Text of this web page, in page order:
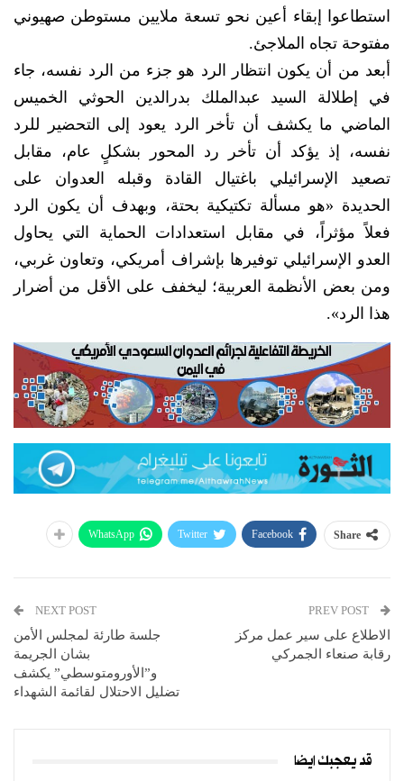
استطاعوا إبقاء أعين نحو تسعة ملايين مستوطن صهيوني
مفتوحة تجاه الملاجئ.
أبعد من أن يكون انتظار الرد هو جزء من الرد نفسه، جاء
في إطلالة السيد عبدالملك بدرالدين الحوثي الخميس
الماضي ما يكشف أن تأخر الرد يعود إلى التحضير للرد
نفسه، إذ يؤكد أن تأخر رد المحور بشكلٍ عام، مقابل
تصعيد الإسرائيلي باغتيال القادة وقبله العدوان على
الحديدة «هو مسألة تكتيكية بحتة، وبهدف أن يكون الرد
فعلاً مؤثراً، في مقابل استعدادات الحماية التي يحاول
العدو الإسرائيلي توفيرها بإشراف أمريكي، وتعاون غربي،
ومن بعض الأنظمة العربية؛ ليخفف على الأقل من أضرار
هذا الرد».
Share
Facebook
Twitter
WhatsApp
الاطلاع على سير عمل مركز
رقابة صنعاء الجمركي
NEXT POST
جلسة طارئة لمجلس الأمن
بشان الجريمة
و”الأورومتوسطي” يكشف
تضليل الاحتلال لقائمة الشهداء
قد يعجبك ايضا